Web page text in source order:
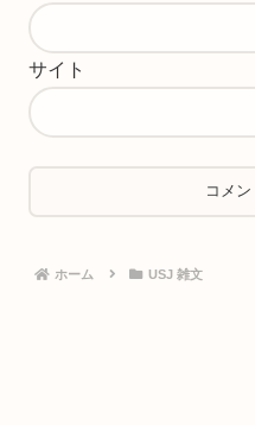
サイト
ホーム USJ 雑文